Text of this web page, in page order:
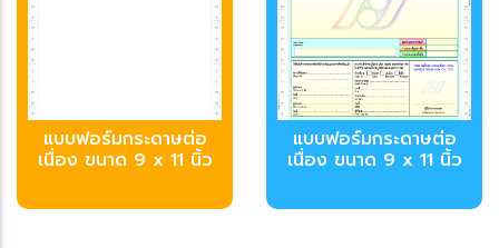
บบฟอร์มกระดาษต่อ
เนื่อง ขนาด 9 x 11 นิ้ว
บบฟอร์มกระดาษต่อ
เนื่อง ขนาด 9 x 11 นิ้ว